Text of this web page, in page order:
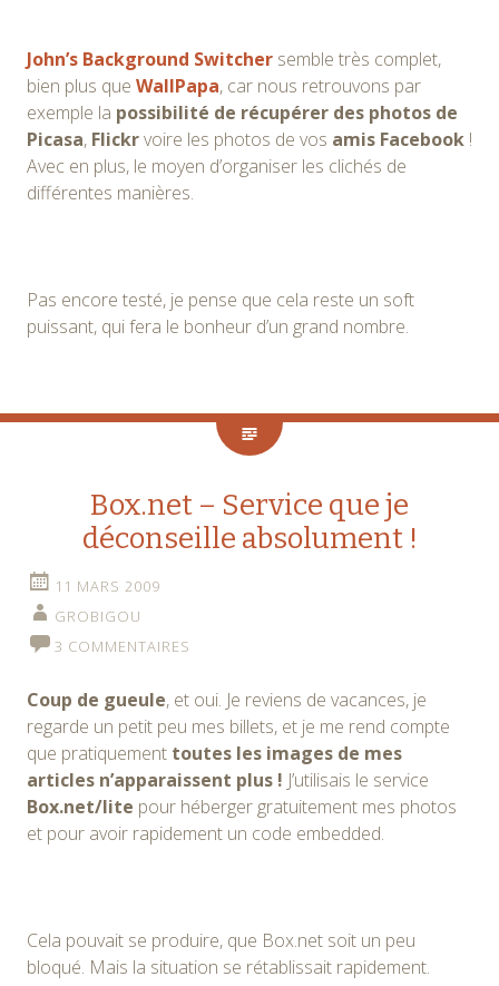
John’s Background Switcher semble très complet,
bien plus que WallPapa, car nous retrouvons par
exemple la possibilité de récupérer des photos de
Picasa, Flickrvoire les photos de vos amis Facebook !
Avec en plus, le moyen d’organiser les clichés de
différentes manières.
Pas encore testé, je pense que cela reste un soft
puissant, qui fera le bonheur d’un grand nombre.
Box.net – Service que je
déconseille absolument !
11 MARS 2009
GROBIGOU
3 COMMENTAIRES
Coup de gueule, et oui. Je reviens de vacances, je
regarde un petit peu mes billets, et je me rend compte
que pratiquement toutes les images de mes
articles n’apparaissent plus ! J’utilisais le service
Box.net/lite pour héberger gratuitement mes photos
et pour avoir rapidement un code embedded.
Cela pouvait se produire, que Box.net soit un peu
bloqué. Mais la situation se rétablissait rapidement.